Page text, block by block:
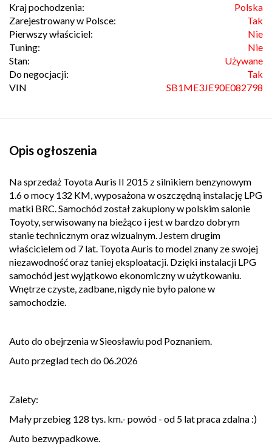
Kraj pochodzenia:
Polska
Zarejestrowany w Polsce:
Tak
Pierwszy właściciel:
Nie
Tuning:
Nie
Stan:
Używane
Do negocjacji:
Tak
VIN
SB1ME3JE90E082798
Opis ogłoszenia
Na sprzedaż Toyota Auris II 2015 z silnikiem benzynowym
1.6 o mocy 132 KM, wyposażona w oszczędną instalację LPG
matki BRC. Samochód został zakupiony w polskim salonie
Toyoty, serwisowany na bieżąco i jest w bardzo dobrym
stanie technicznym oraz wizualnym. Jestem drugim
właścicielem od 7 lat. Toyota Auris to model znany ze swojej
niezawodność oraz taniej eksploatacji. Dzięki instalacji LPG
samochód jest wyjątkowo ekonomiczny w użytkowaniu.
Wnętrze czyste, zadbane, nigdy nie było palone w
samochodzie.
Auto do obejrzenia w Sieosławiu pod Poznaniem.
Auto przeglad tech do 06.2026
Zalety:
Mały przebieg 128 tys. km.- powód - od 5 lat praca zdalna :)
Auto bezwypadkowe.